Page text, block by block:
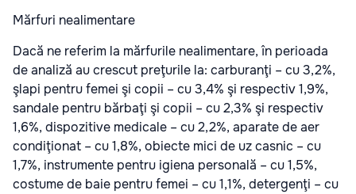
Mărfuri nealimentare
Dacă ne referim la mărfurile nealimentare, în perioada
de analiză au crescut preţurile la: carburanţi – cu 3,2%,
şlapi pentru femei şi copii – cu 3,4% şi respectiv 1,9%,
sandale pentru bărbaţi şi copii – cu 2,3% şi respectiv
1,6%, dispozitive medicale – cu 2,2%, aparate de aer
condiţionat – cu 1,8%, obiecte mici de uz casnic – cu
1,7%, instrumente pentru igiena personală – cu 1,5%,
costume de baie pentru femei – cu 1,1%, detergenţi – cu